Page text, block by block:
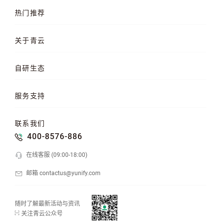
热门推荐
QKE 容器引擎
关于青云
品牌理念
自研生态
云易捷
服务支持
API 中心
随时了解最新活动与资讯
关注青云公众号
联系我们
400-8576-886
在线客服 (09:00-18:00)
邮箱 contactus@yunify.com